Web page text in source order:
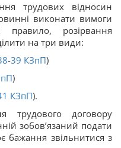
трудових відносин
виконати вимоги
правило, розірвання
на три види:
39 КЗпП)
)
КЗпП).
трудового договору
зобов’язаний подати
бажання звільнитися з